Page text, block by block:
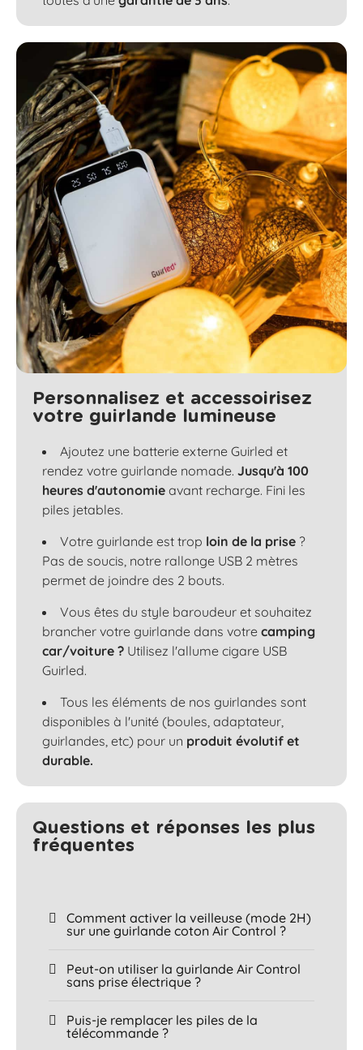
Personnalisez et accessoirisez
votre guirlande lumineuse
Ajoutez une batterie externe Guirled et
rendez votre guirlande nomade. Jusqu'à 100
heures d'autonomie avant recharge. Fini les
piles jetables.
Votre guirlande est trop loin de la prise ?
Pas de soucis, notre rallonge USB 2 mètres
permet de joindre des 2 bouts.
Vous êtes du style baroudeur et souhaitez
brancher votre guirlande dans votre camping
car/voiture ? Utilisez l'allume cigare USB
Guirled.
Tous les éléments de nos guirlandes sont
disponibles à l'unité (boules, adaptateur,
guirlandes, etc) pour un produit évolutif et
durable.
Questions et réponses les plus
fréquentes​
Comment activer la veilleuse (mode 2H)
sur une guirlande coton Air Control ?
Peut-on utiliser la guirlande Air Control
sans prise électrique ?
Puis-je remplacer les piles de la
télécommande ?